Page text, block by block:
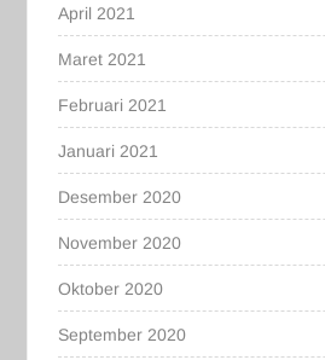
April 2021
Maret 2021
Februari 2021
Januari 2021
Desember 2020
November 2020
Oktober 2020
September 2020